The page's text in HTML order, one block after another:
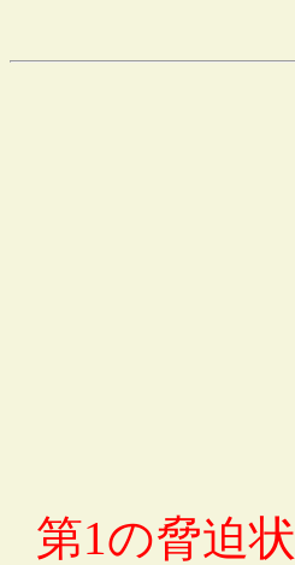
第1の脅迫状